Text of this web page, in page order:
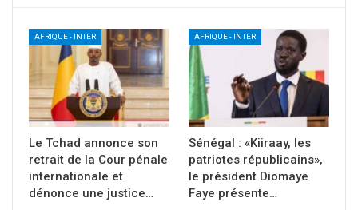
AFRIQUE - INTER
Le Tchad annonce son
retrait de la Cour pénale
internationale et
dénonce une justice…
AFRIQUE - INTER
Sénégal : «Kiiraay, les
patriotes républicains»,
le président Diomaye
Faye présente…